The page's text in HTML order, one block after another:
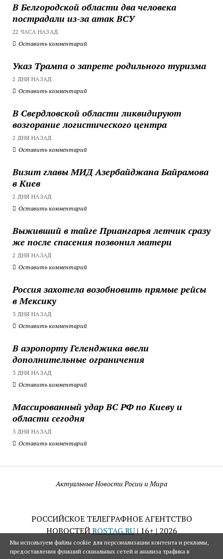
В Белгородской области два человека
пострадали из-за атак ВСУ
22 ЧАСА НАЗАД
Оставить комментарий
Указ Трампа о запрете родильного туризма
2 ДНЯ НАЗАД
Оставить комментарий
В Свердловской области ликвидируют
возгорание логистического центра
2 ДНЯ НАЗАД
Оставить комментарий
Визит главы МИД Азербайджана Байрамова
в Киев
2 ДНЯ НАЗАД
Оставить комментарий
Выживший в тайге Приангарья летчик сразу
же после спасения позвонил матери
2 ДНЯ НАЗАД
Оставить комментарий
Россия захотела возобновить прямые рейсы
в Мексику
3 ДНЯ НАЗАД
Оставить комментарий
В аэропорту Геленджика ввели
дополнительные ограничения
3 ДНЯ НАЗАД
Оставить комментарий
Массированный удар ВС РФ по Киеву и
области сегодня
3 ДНЯ НАЗАД
Оставить комментарий
Актуальные Новости Росии и Мира
РОССИЙСКОЕ ТЕЛЕГРАФНОЕ АГЕНТСТВО
НОВОСТЕЙROSTAG.RU| 16+ | 2026
Мы используем файлы cookie для персонализации контента и рекламы,
предоставления функций социальных сетей и анализа трафика в